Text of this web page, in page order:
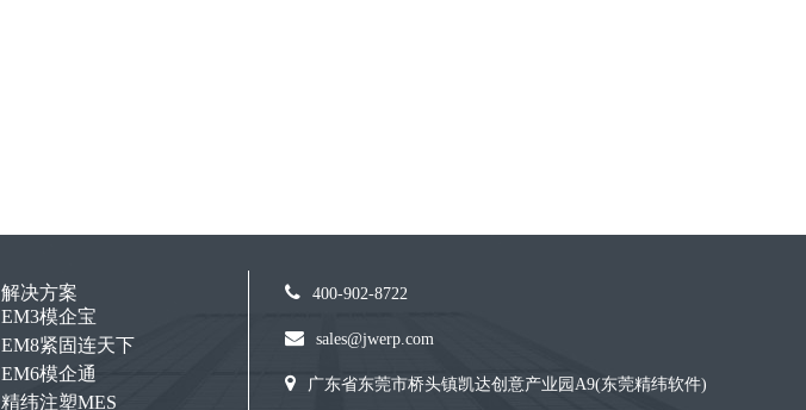
400-902-8722
sales@jwerp.com
广东省东莞市桥头镇凯达创意产业园A9(东莞精纬软件)
解决方案
EM3模企宝
EM8紧固连天下
EM6模企通
精纬注塑MES